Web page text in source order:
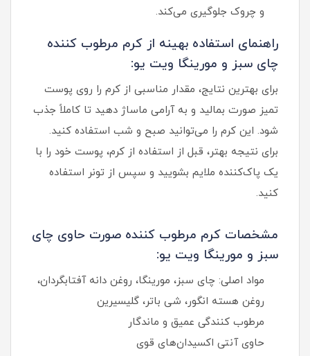
و چروک جلوگیری می‌کند.
راهنمای استفاده بهینه از کرم مرطوب کننده
چای سبز و مورینگا ویت یو:
برای بهترین نتایج، مقدار مناسبی از کرم را روی پوست
تمیز صورت بمالید و به آرامی ماساژ دهید تا کاملاً جذب
شود. این کرم را می‌توانید صبح و شب استفاده کنید.
برای نتیجه بهتر، قبل از استفاده از کرم، پوست خود را با
یک پاک‌کننده ملایم بشویید و سپس از تونر استفاده
کنید.
مشخصات کرم مرطوب کننده صورت حاوی چای
سبز و مورینگا ویت یو:
مواد اصلی: چای سبز، مورینگا، روغن دانه آفتابگردان،
روغن هسته انگور، شی باتر، گلیسیرین
مرطوب کنندگی عمیق و ماندگار
حاوی آنتی اکسیدان‌های قوی